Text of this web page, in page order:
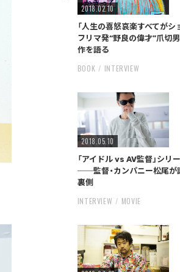
2018.02.10
「人生の喜怒哀楽すべてがシ
フリマ発“野良の偉才”爪切男
作を語る
BOOK INTERVIEW
2018.05.10
「アイドル vs AV監督」シリ
──監督・カンパニー松尾が
裏側
INTERVIEW MOVIE